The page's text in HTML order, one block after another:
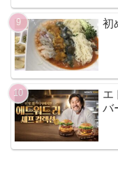
初
エ
バ